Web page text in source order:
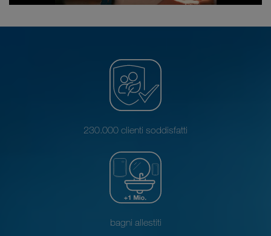
230.000 clienti soddisfatti
bagni allestiti